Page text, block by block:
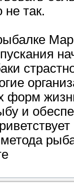
не так.
форм
и